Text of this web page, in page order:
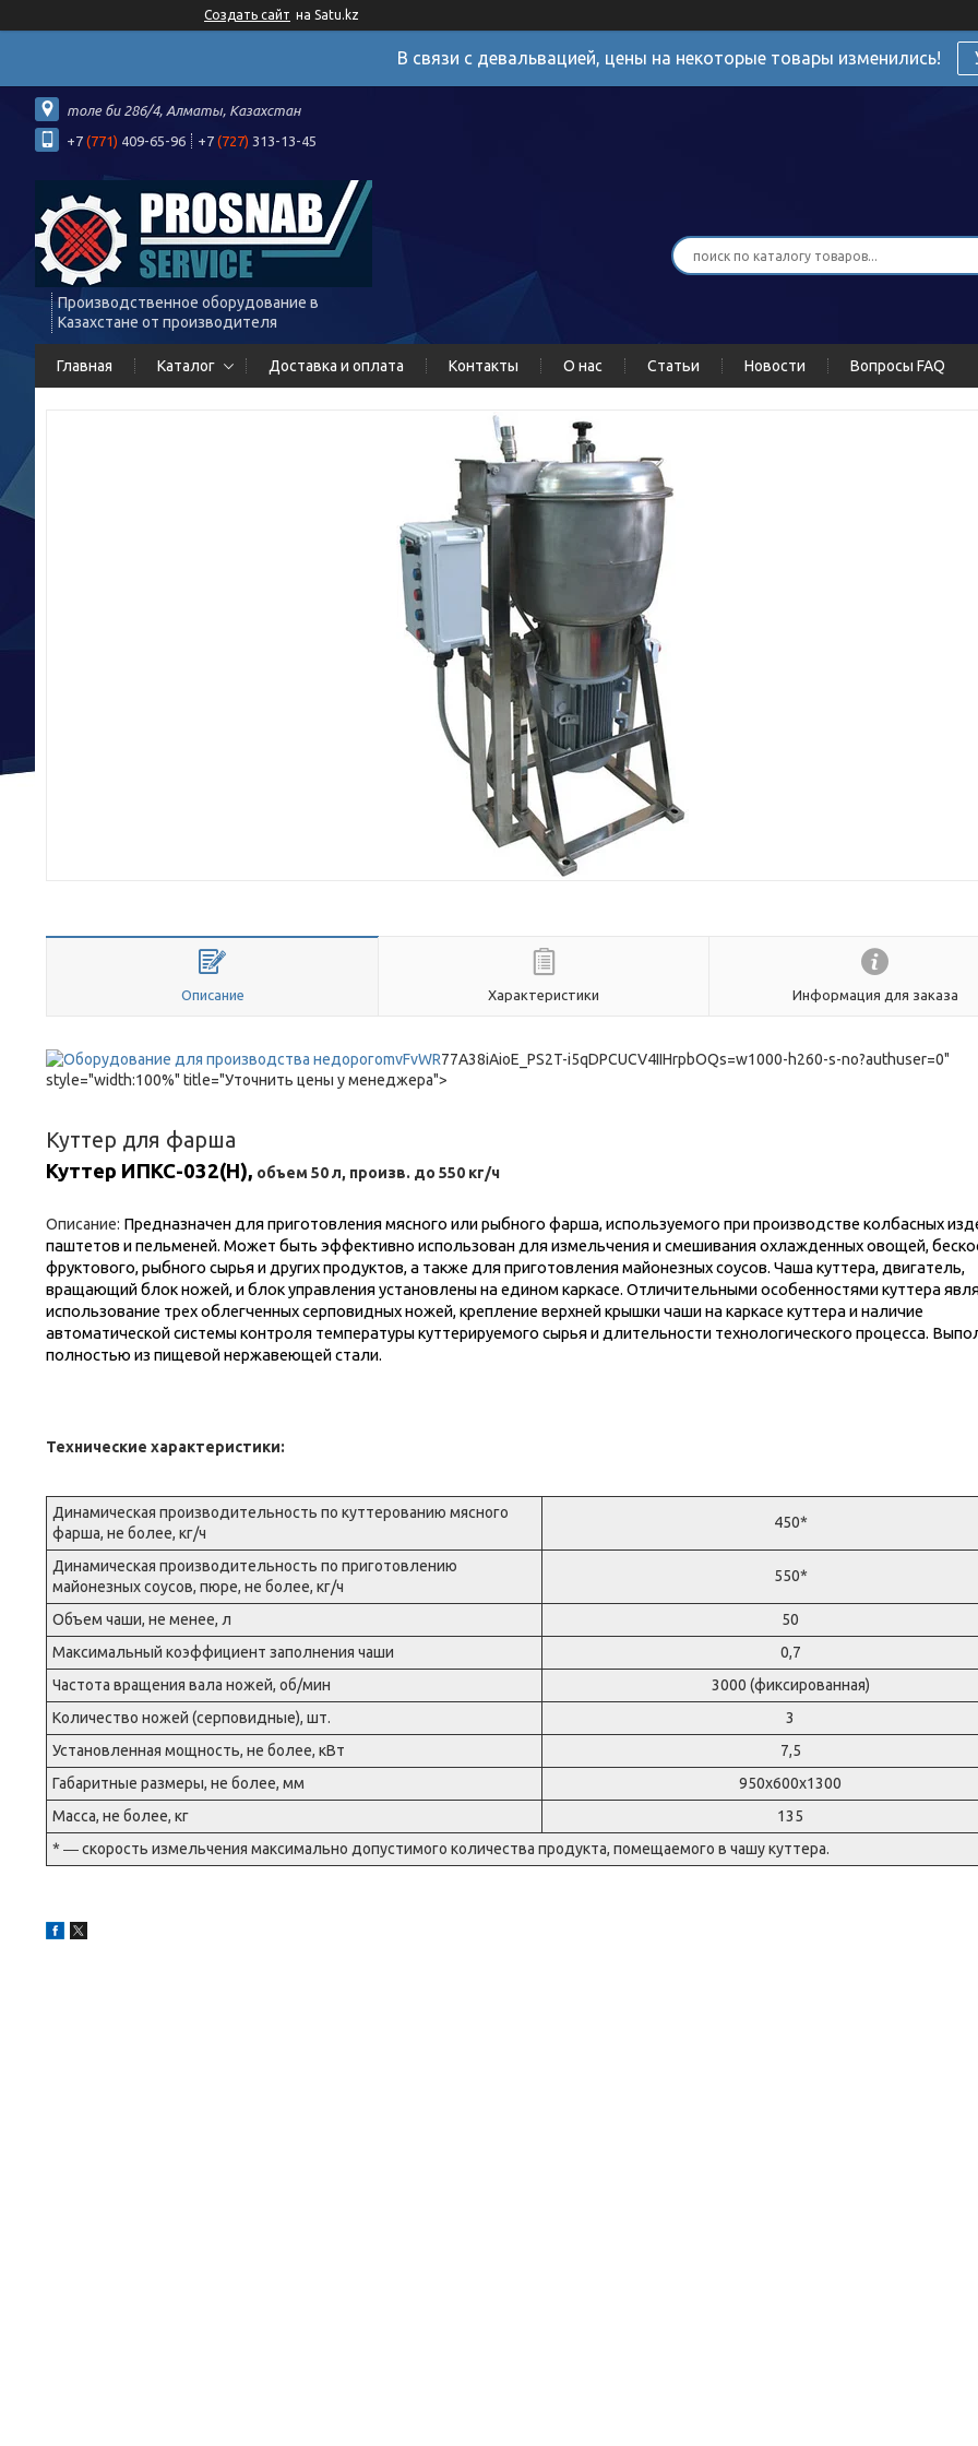
Создать сайт на Satu.kz
В связи с девальвацией, цены на некоторые товары изменились!
толе би 286/4, Алматы, Казахстан
+7 (771) 409-65-96 +7 (727) 313-13-45
Производственное оборудование в
Казахстане от производителя
Главная Каталог Доставка и оплата Контакты О нас Статьи Новости Вопросы FAQ
Описание Характеристики Информация для заказа
mvFvWR77A38iAioE_PS2T-i5qDPCUCV4IIHrpbOQs=w1000-h260-s-no?authuser=0"
style="width:100%" title="Уточнить цены у менеджера">
Куттер для фарша
Куттер ИПКС-032(Н), объем 50 л, произв. до 550 кг/ч
Описание: Предназначен для приготовления мясного или рыбного фарша, используемого при производстве колбасных
паштетов и пельменей. Может быть эффективно использован для измельчения и смешивания охлажденных овощей,
фруктового, рыбного сырья и других продуктов, а также для приготовления майонезных соусов. Чаша куттера, двигатель,
вращающий блок ножей, и блок управления установлены на едином каркасе. Отличительными особенностями куттера
использование трех облегченных серповидных ножей, крепление верхней крышки чаши на каркасе куттера и наличие
автоматической системы контроля температуры куттерируемого сырья и длительности технологического процесса.
полностью из пищевой нержавеющей стали.
Технические характеристики:
Динамическая производительность по куттерованию мясного
фарша, не более, кг/ч
450*
Динамическая производительность по приготовлению
майонезных соусов, пюре, не более, кг/ч
550*
Объем чаши, не менее, л
50
Максимальный коэффициент заполнения чаши
0,7
Частота вращения вала ножей, об/мин
3000 (фиксированная)
Количество ножей (серповидные), шт.
3
Установленная мощность, не более, кВт
7,5
Габаритные размеры, не более, мм
950х600х1300
Масса, не более, кг
135
* ― скорость измельчения максимально допустимого количества продукта, помещаемого в чашу куттера.